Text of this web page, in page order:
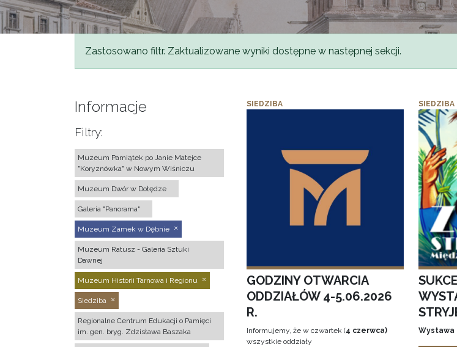
Komunikat
Zastosowano filtr. Zaktualizowane wyniki dostępne w następnej sekcji.
Informacje
Filtry:
Muzeum Pamiątek po Janie Matejce
"Koryznówka" w Nowym Wiśniczu
Muzeum Dwór w Dołędze
Galeria "Panorama"
Muzeum Zamek w Dębnie
Muzeum Ratusz - Galeria Sztuki
Dawnej
Muzeum Historii Tarnowa i Regionu
Siedziba
Regionalne Centrum Edukacji o Pamięci
im. gen. bryg. Zdzisława Baszaka
SIEDZIBA
GODZINY OTWARCIA
ODDZIAŁÓW 4-5.06.2026
R.
Informujemy, że w czwartek (4 czerwca)
wszystkie oddziały
SIEDZIBA
Wystawa